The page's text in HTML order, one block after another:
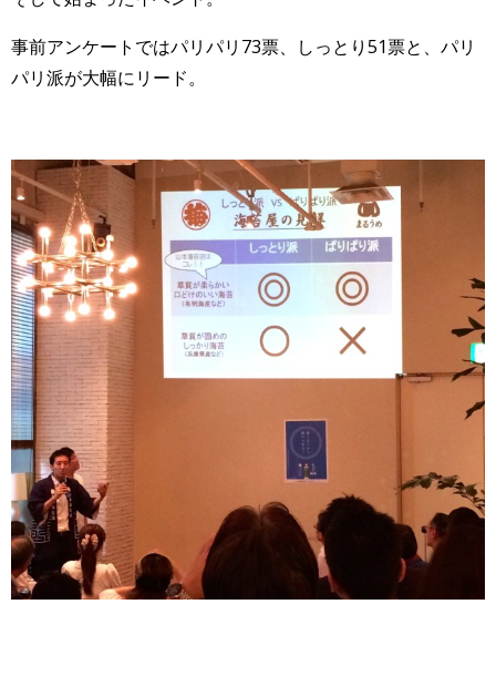
事前アンケートではパリパリ73票、しっとり51票と、パリ
パリ派が大幅にリード。